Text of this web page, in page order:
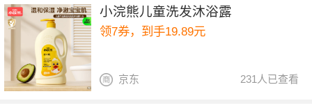
小浣熊儿童洗发沐浴露
领7券，到手19.89元
231人已查看
京东